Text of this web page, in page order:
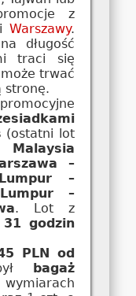
z
i Warszawy.
długość
traci się
trwać
stronę.
(ostatni lot
Malaysia
–
–
–
. Lot z
godzin
PLN od
bagaż